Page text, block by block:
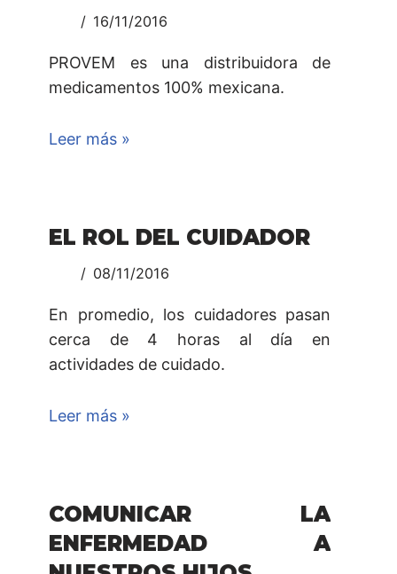
16/11/2016
PROVEM es una distribuidora de
medicamentos 100% mexicana.
Leer más »
EL ROL DEL CUIDADOR
08/11/2016
En promedio, los cuidadores pasan
cerca de 4 horas al día en
actividades de cuidado.
Leer más »
COMUNICAR LA
ENFERMEDAD A